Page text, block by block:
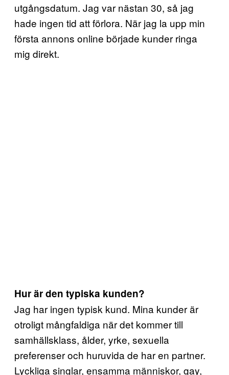
utgångsdatum. Jag var nästan 30, så jag
hade ingen tid att förlora. När jag la upp min
första annons online började kunder ringa
mig direkt.
Hur är den typiska kunden?
Jag har ingen typisk kund. Mina kunder är
otroligt mångfaldiga när det kommer till
samhällsklass, ålder, yrke, sexuella
preferenser och huruvida de har en partner.
Lyckliga singlar, ensamma människor, gay,